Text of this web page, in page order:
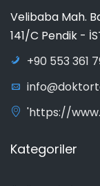
Velibaba Mah.
141/C Pendik -
+90 553 361
'https://
Kategoriler